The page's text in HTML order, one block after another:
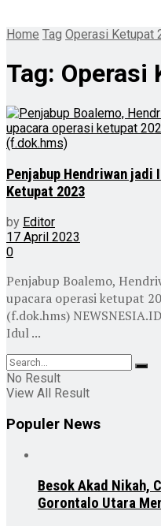
Home Tag Operasi Ketupat
Tag: Operasi
Penjabup Hendriwan jadi
Ketupat 2023
by Editor
17 April 2023
0
Penjabup Boalemo,
upacara operasi ketupat
(f.dok.hms)
Idul ...
No Result
View All Result
Populer News
Besok Akad Nikah,
Gorontalo Utara